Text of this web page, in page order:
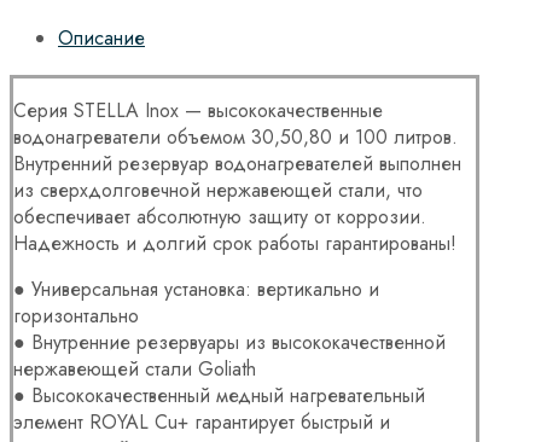
Описание
Серия STELLA Inox — высококачественные
водонагреватели объемом 30,50,80 и 100 литров.
Внутренний резервуар водонагревателей выполнен
из сверхдолговечной нержавеющей стали, что
обеспечивает абсолютную защиту от коррозии.
Надежность и долгий срок работы гарантированы!
● Универсальная установка: вертикально и
горизонтально
● Внутренние резервуары из высококачественной
нержавеющей стали Goliath
● Высококачественный медный нагревательный
элемент ROYAL Cu+ гарантирует быстрый и